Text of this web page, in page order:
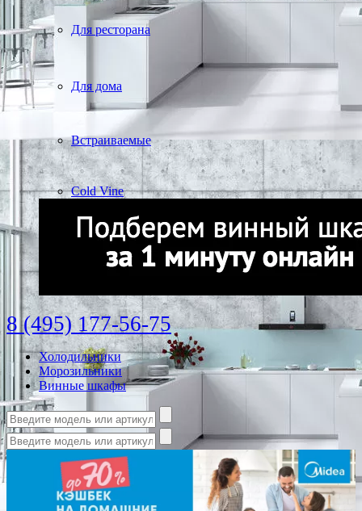
Для ресторана
Для дома
Встраиваемые
Cold Vine
8 (495) 177-56-75
Холодильники
Морозильники
Винные шкафы